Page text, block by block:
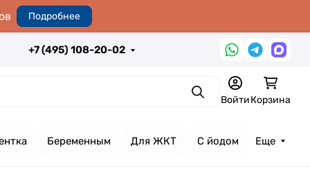
Подробнее
+7 (495) 108-20-02
ПоискВойтиКорзина
Беременным Для ЖКТ С йодом Еще